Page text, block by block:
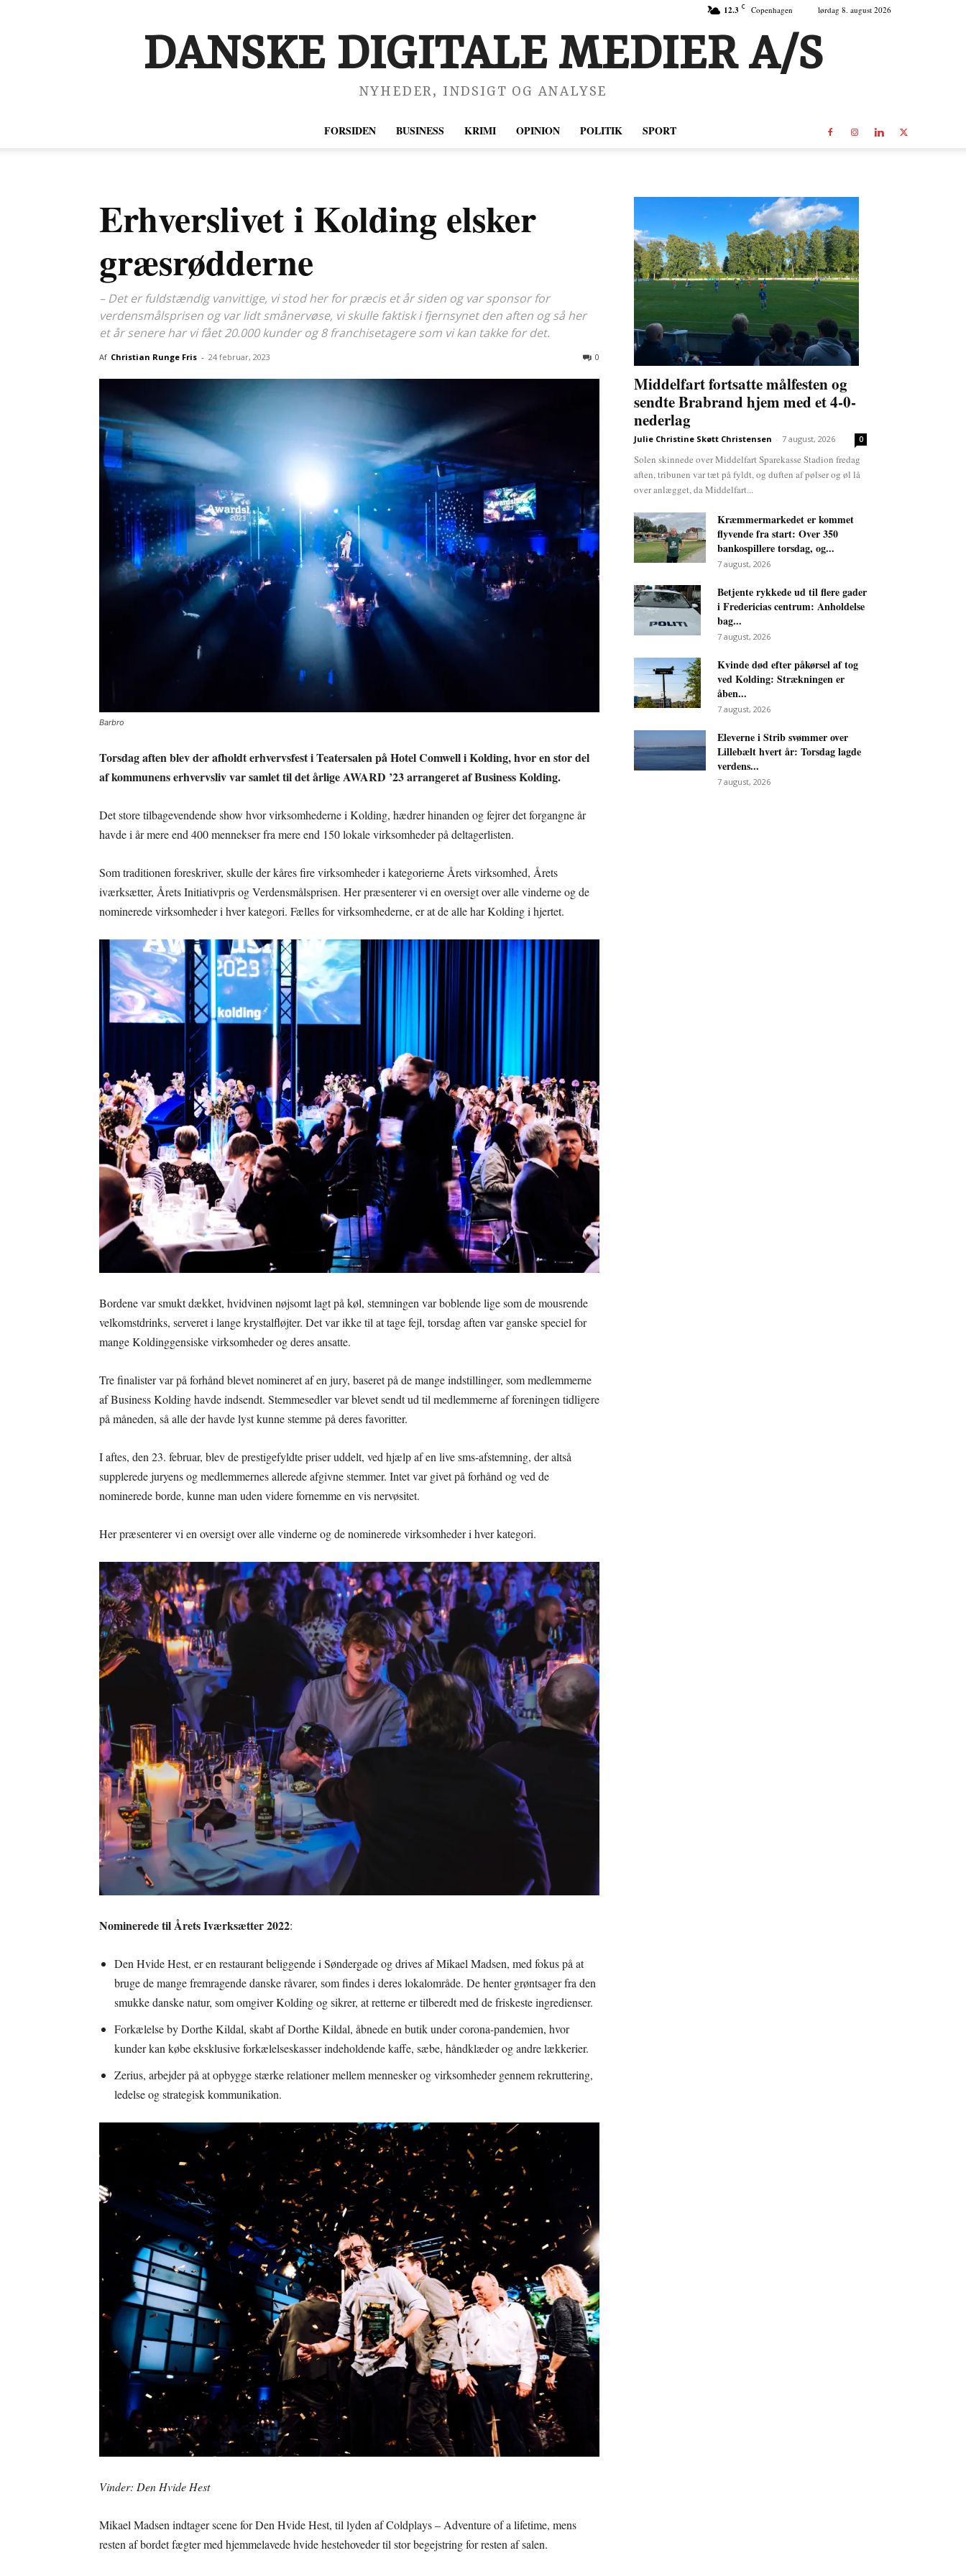
12.3 C Copenhagen lørdag 8. august 2026
DANSKE DIGITALE MEDIER A/S
NYHEDER, INDSIGT OG ANALYSE
FORSIDEN BUSINESS KRIMI OPINION POLITIK SPORT
Erhverslivet i Kolding elsker
græsrødderne
– Det er fuldstændig vanvittige, vi stod her for præcis et år siden og var sponsor for
verdensmålsprisen og var lidt smånervøse, vi skulle faktisk i fjernsynet den aften og så her
et år senere har vi fået 20.000 kunder og 8 franchisetagere som vi kan takke for det.
Af Christian Runge Fris - 24 februar, 2023 0
Barbro
Torsdag aften blev der afholdt erhvervsfest i Teatersalen på Hotel Comwell i Kolding, hvor en stor del
af kommunens erhvervsliv var samlet til det årlige AWARD ’23 arrangeret af Business Kolding.
Det store tilbagevendende show hvor virksomhederne i Kolding, hædrer hinanden og fejrer det forgangne år
havde i år mere end 400 mennekser fra mere end 150 lokale virksomheder på deltagerlisten.
Som traditionen foreskriver, skulle der kåres fire virksomheder i kategorierne Årets virksomhed, Årets
iværksætter, Årets Initiativpris og Verdensmålsprisen. Her præsenterer vi en oversigt over alle vinderne og de
nominerede virksomheder i hver kategori. Fælles for virksomhederne, er at de alle har Kolding i hjertet.
Bordene var smukt dækket, hvidvinen nøjsomt lagt på køl, stemningen var boblende lige som de mousrende
velkomstdrinks, serveret i lange krystalfløjter. Det var ikke til at tage fejl, torsdag aften var ganske speciel for
mange Koldinggensiske virksomheder og deres ansatte.
Tre finalister var på forhånd blevet nomineret af en jury, baseret på de mange indstillinger, som medlemmerne
af Business Kolding havde indsendt. Stemmesedler var blevet sendt ud til medlemmerne af foreningen tidligere
på måneden, så alle der havde lyst kunne stemme på deres favoritter.
I aftes, den 23. februar, blev de prestigefyldte priser uddelt, ved hjælp af en live sms-afstemning, der altså
supplerede juryens og medlemmernes allerede afgivne stemmer. Intet var givet på forhånd og ved de
nominerede borde, kunne man uden videre fornemme en vis nervøsitet.
Her præsenterer vi en oversigt over alle vinderne og de nominerede virksomheder i hver kategori.
Nominerede til Årets Iværksætter 2022:
Den Hvide Hest, er en restaurant beliggende i Søndergade og drives af Mikael Madsen, med fokus på at
bruge de mange fremragende danske råvarer, som findes i deres lokalområde. De henter grøntsager fra den
smukke danske natur, som omgiver Kolding og sikrer, at retterne er tilberedt med de friskeste ingredienser.
Forkælelse by Dorthe Kildal, skabt af Dorthe Kildal, åbnede en butik under corona-pandemien, hvor
kunder kan købe eksklusive forkælelseskasser indeholdende kaffe, sæbe, håndklæder og andre lækkerier.
Zerius, arbejder på at opbygge stærke relationer mellem mennesker og virksomheder gennem rekruttering,
ledelse og strategisk kommunikation.
Vinder: Den Hvide Hest
Mikael Madsen indtager scene for Den Hvide Hest, til lyden af Coldplays – Adventure of a lifetime, mens
resten af bordet fægter med hjemmelavede hvide hestehoveder til stor begejstring for resten af salen.
Middelfart fortsatte målfesten og
sendte Brabrand hjem med et 4-0-
nederlag
Julie Christine Skøtt Christensen - 7 august, 2026 0
Solen skinnede over Middelfart Sparekasse Stadion fredag
aften, tribunen var tæt på fyldt, og duften af pølser og øl lå
over anlægget, da Middelfart...
Kræmmermarkedet er kommet
flyvende fra start: Over 350
bankospillere torsdag, og...
7 august, 2026
Betjente rykkede ud til flere gader
i Fredericias centrum: Anholdelse
bag...
7 august, 2026
Kvinde død efter påkørsel af tog
ved Kolding: Strækningen er
åben...
7 august, 2026
Eleverne i Strib svømmer over
Lillebælt hvert år: Torsdag lagde
verdens...
7 august, 2026